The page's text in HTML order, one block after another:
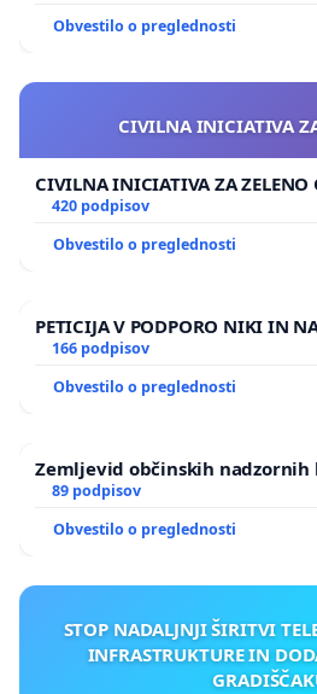
Obvestilo o preglednosti
CIVILNA INICIATIVA
CIVILNA INICIATIVA ZA ZELENO
420 podpisov
Obvestilo o preglednosti
PETICIJA V PODPORO NIKI IN
166 podpisov
Obvestilo o preglednosti
Zemljevid občinskih nadzornih
89 podpisov
Obvestilo o preglednosti
STOP NADALJNJI ŠIRITVI
INFRASTRUKTURE IN